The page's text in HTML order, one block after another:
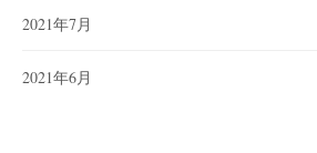
2021年7月
2021年6月